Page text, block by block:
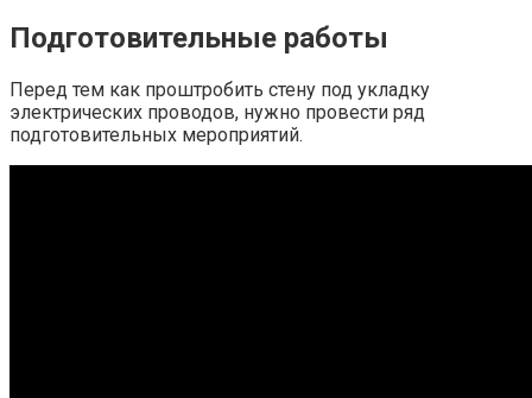
Подготовительные работы
Перед тем как проштробить стену под укладку
электрических проводов, нужно провести ряд
подготовительных мероприятий.